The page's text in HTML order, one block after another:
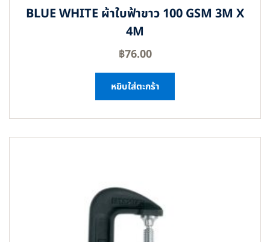
BLUE WHITE ผ้าใบฟ้าขาว 100 GSM 3M X
4M
฿76.00
หยิบใส่ตะกร้า